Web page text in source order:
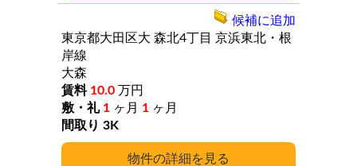
詳細
東京都大田区大 森北4丁目 京浜東北・根
岸線
大森
10.0 万円
1 ヶ月 1 ヶ月
3K
候補に追加